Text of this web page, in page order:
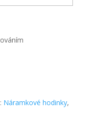
Náramkové hodinky,